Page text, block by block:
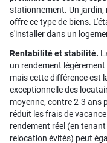
stationnement. Un jardin,
offre ce type de biens.
s'installer dans un
Rentabilité et stabilité.
un rendement
mais cette différence est
exceptionnelle des
moyenne, contre 2-3 ans
réduit les frais de
rendement réel (en
relocation évités) peut